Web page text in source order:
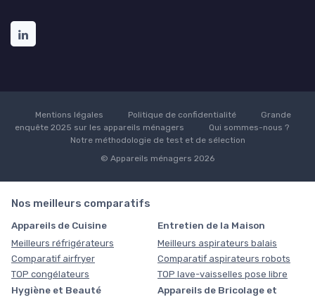
Mentions légales Politique de confidentialité
Grande
enquête 2025 sur les appareils ménagers
Qui sommes-nous ?
Notre méthodologie de test et de sélection
© Appareils ménagers 2026
Nos meilleurs comparatifs
Appareils de Cuisine
Meilleurs réfrigérateurs
Comparatif airfryer
TOP congélateurs
Entretien de la Maison
Meilleurs aspirateurs balais
Comparatif aspirateurs robots
TOP lave-vaisselles pose libre
Hygiène et Beauté
Appareils de Bricolage et